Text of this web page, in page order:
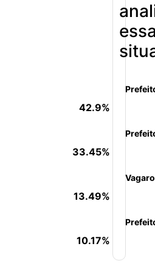
42.9%
33.45%
13.49%
10.17%